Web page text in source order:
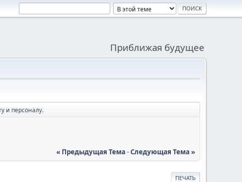
Приближая будущее
и персоналу.
« Предыдущая Тема -Следующая Тема »
ПЕЧАТЬ